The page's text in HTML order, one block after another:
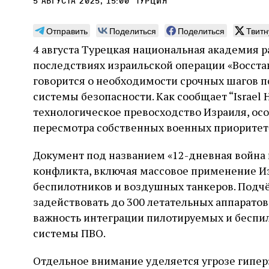
Отправить Поделиться Поделиться
4 августа Турецкая национальная академия
последствиях израильской операции
говорится о необходимости срочных шагов
системы безопасности. Как сообщает
технологическое превосходство Израиля,
пересмотра собственных военных
Документ под названием «12-дневная война
конфликта, включая массовое применение
беспилотников и воздушных танкеров.
задействовать до 300 летательных
важность интеграции пилотируемых и
системы ПВО.
Отдельное внимание уделяется угрозе
Погромы 1929 года:
неделя, изменившая
судьбу еврейского ишува
Примерно за полторы недели до начала
местам Эрец‑Исраэль. Он посетил, в
стену. Он, несомненно, почувствовал
необычайное напряжение и сознательно
отказался приходить к Стене в Тиша бе‑Ав,
количество хасидов и жителей города и тем
самым не усиливать напряжённость
Проверено временем
Александр
Ицкович
и
По
тела
день
2